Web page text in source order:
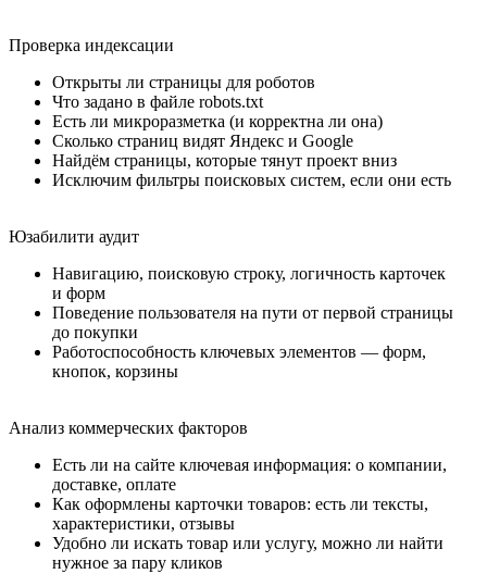
Проверка индексации
Открыты ли страницы для роботов
Что задано в файле robots.txt
Есть ли микроразметка (и корректна ли она)
Сколько страниц видят Яндекс и Google
Найдём страницы, которые тянут проект вниз
Исключим фильтры поисковых систем, если они есть
Юзабилити аудит
Навигацию, поисковую строку, логичность карточек
и форм
Поведение пользователя на пути от первой страницы
до покупки
Работоспособность ключевых элементов — форм,
кнопок, корзины
Анализ коммерческих факторов
Есть ли на сайте ключевая информация: о компании,
доставке, оплате
Как оформлены карточки товаров: есть ли тексты,
характеристики, отзывы
Удобно ли искать товар или услугу, можно ли найти
нужное за пару кликов